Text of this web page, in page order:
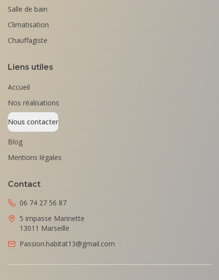
Salle de bain
Climatisation
Chauffagiste
Liens utiles
Accueil
Nos réalisations
Nous contacter
Blog
Mentions légales
Contact
06 74 27 56 87
5 impasse Marinette
13011 Marseille
Passion.habitat13@gmail.com